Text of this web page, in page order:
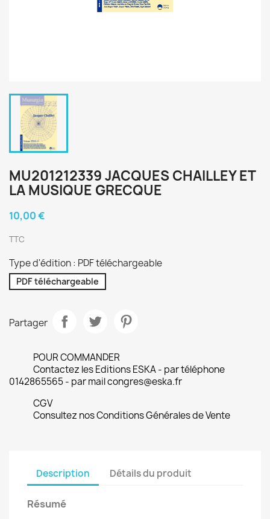
MU201212339 JACQUES CHAILLEY ET
LA MUSIQUE GRECQUE
10,00 €
TTC
Type d'édition : PDF téléchargeable
PDF téléchargeable
Partager
POUR COMMANDER
Contactez les Editions ESKA - par téléphone
0142865565 - par mail congres@eska.fr
CGV
Consultez nos Conditions Générales de Vente
Description Détails du produit
Résumé